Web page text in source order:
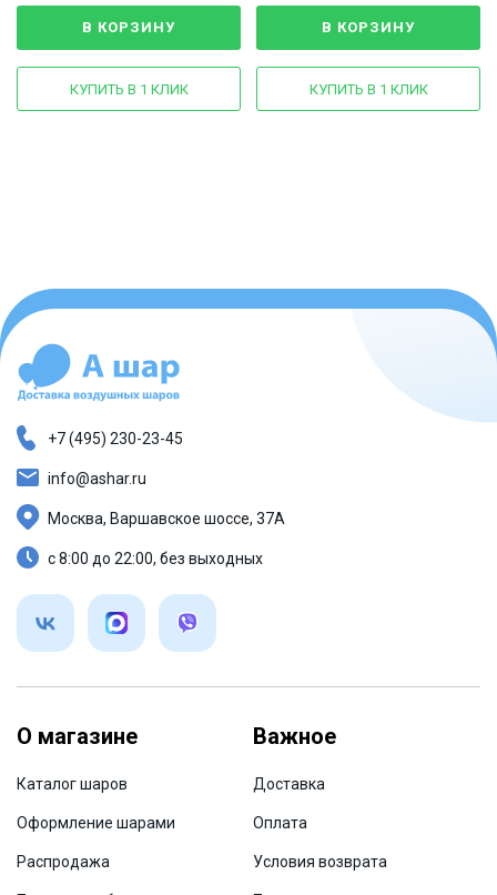
В КОРЗИНУ
КУПИТЬ В 1 КЛИК
В КОРЗИНУ
КУПИТЬ В 1 КЛИК
О магазине
Каталог шаров
Оформление шарами
Распродажа
Важное
Доставка
Оплата
Условия возврата
+7 (495) 230-23-45
info@ashar.ru
Москва, Варшавское шоссе, 37А
с 8:00 до 22:00, без выходных